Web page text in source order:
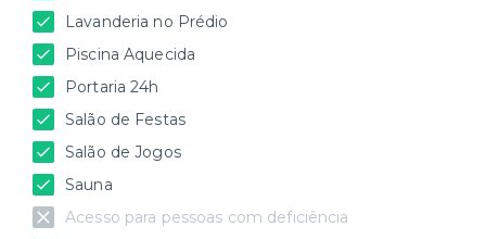
Lavanderia no Prédio
Piscina Aquecida
Portaria 24h
Salão de Festas
Salão de Jogos
Sauna
Acesso para pessoas com deficiência